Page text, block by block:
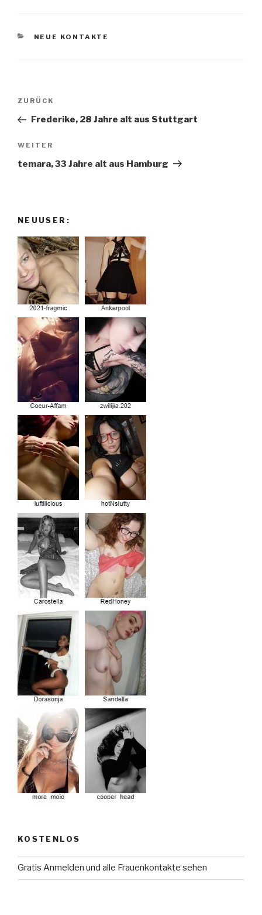
KATEGORIEN
NEUE KONTAKTE
Beitragsnavigation
Vorheriger
Beitrag
ZURÜCK
Frederike, 28 Jahre alt aus Stuttgart
Nächster
Beitrag
WEITER
temara, 33 Jahre alt aus Hamburg
NEUUSER:
KOSTENLOS
Gratis Anmelden und alle Frauenkontakte sehen